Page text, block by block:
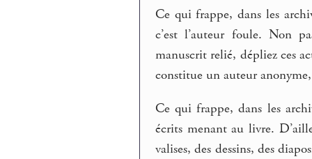
Ce qui frappe, dans les
c’est l’auteur foule. Non
manuscrit relié, dépliez ces
constitue un auteur
Ce qui frappe, dans les
écrits menant au livre.
valises, des dessins, des